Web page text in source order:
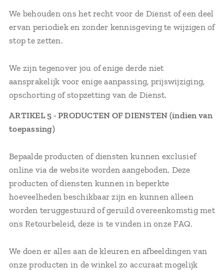
We behouden ons het recht voor de Dienst of een deel
ervan periodiek en zonder kennisgeving te wijzigen of
stop te zetten.
We zijn tegenover jou of enige derde niet
aansprakelijk voor enige aanpassing, prijswijziging,
opschorting of stopzetting van de Dienst.
ARTIKEL 5 - PRODUCTEN OF DIENSTEN (indien van
toepassing)
Bepaalde producten of diensten kunnen exclusief
online via de website worden aangeboden. Deze
producten of diensten kunnen in beperkte
hoeveelheden beschikbaar zijn en kunnen alleen
worden teruggestuurd of geruild overeenkomstig met
ons Retourbeleid, deze is te vinden in onze FAQ.
We doen er alles aan de kleuren en afbeeldingen van
onze producten in de winkel zo accuraat mogelijk